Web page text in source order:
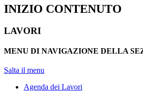
INIZIO CONTENUTO
LAVORI
MENU DI NAVIGAZIONE DELLA
Salta il menu
Agenda dei Lavori